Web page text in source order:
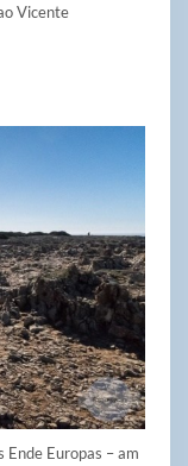
Vicente
Europas – am